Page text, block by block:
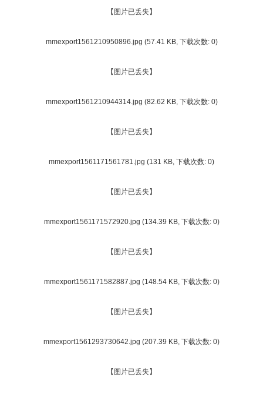
【图片已丢失】
mmexport1561210950896.jpg (57.41 KB, 下载次数: 0)
【图片已丢失】
mmexport1561210944314.jpg (82.62 KB, 下载次数: 0)
【图片已丢失】
mmexport1561171561781.jpg (131 KB, 下载次数: 0)
【图片已丢失】
mmexport1561171572920.jpg (134.39 KB, 下载次数: 0)
【图片已丢失】
mmexport1561171582887.jpg (148.54 KB, 下载次数: 0)
【图片已丢失】
mmexport1561293730642.jpg (207.39 KB, 下载次数: 0)
【图片已丢失】